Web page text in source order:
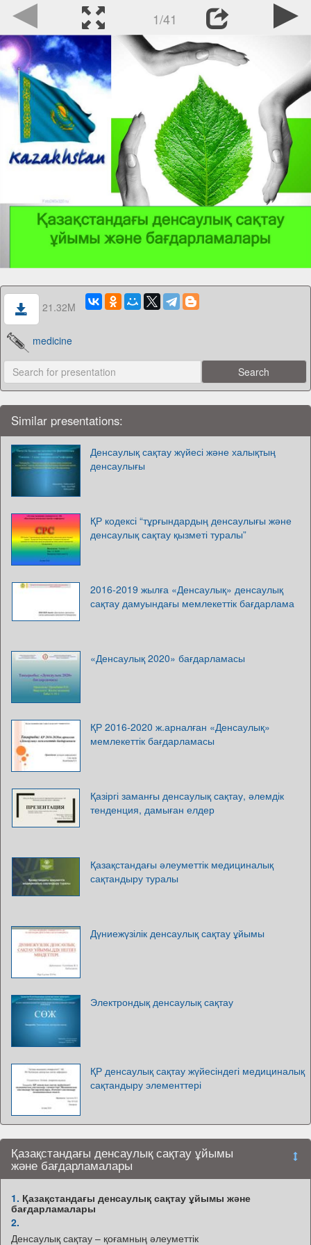
1/41
21.32M
medicine
Similar presentations:
Денсаулық сақтау жүйесі және халықтың
денсаулығы
ҚР кодексі “тұрғындардың денсаулығы және
денсаулық сақтау қызметі туралы”
2016-2019 жылға «Денсаулық» денсаулық
сақтау дамуындағы мемлекеттік бағдарлама
«Денсаулық 2020» бағдарламасы
ҚР 2016-2020 ж.арналған «Денсаулық»
мемлекеттік бағдарламасы
Қазіргі заманғы денсаулық сақтау, әлемдік
тенденция, дамыған елдер
Қазақстандағы әлеуметтік медициналық
сақтандыру туралы
Дүниежүзілік денсаулық сақтау ұйымы
Электрондық денсаулық сақтау
ҚР денсаулық сақтау жүйесіндегі медициналық
сақтандыру элементтері
Қазақстандағы денсаулық сақтау ұйымы
және бағдарламалары
1. Қазақстандағы денсаулық сақтау ұйымы және
бағдарламалары
2.
Денсаулық сақтау – қоғамның әлеуметтік